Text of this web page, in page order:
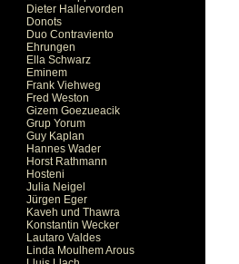
Dieter Hallervorden
Donots
Duo Contraviento
Ehrungen
Ella Schwarz
Eminem
Frank Viehweg
Fred Weston
Gizem Goezueacik
Grup Yorum
Guy Kaplan
Hannes Wader
Horst Rathmann
Hosteni
Julia Neigel
Jürgen Eger
Kaveh und Thawra
Konstantin Wecker
Lautaro Valdes
Linda Moulhem Arous